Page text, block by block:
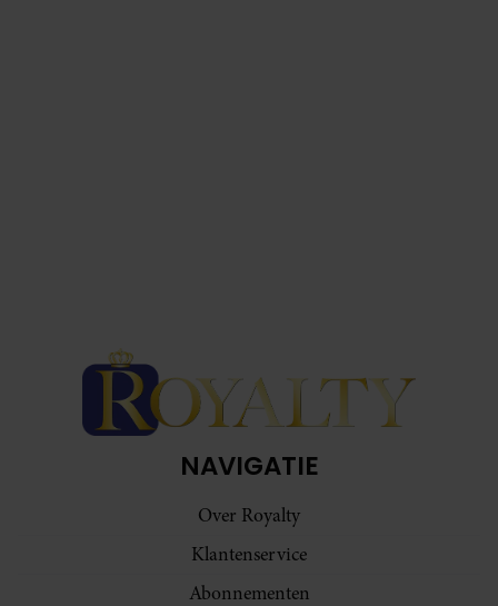
NAVIGATIE
Over Royalty
Klantenservice
Abonnementen